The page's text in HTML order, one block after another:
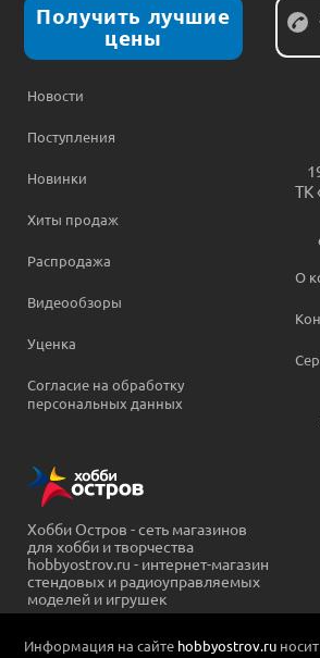
Получить лучшие
цены
Новости
Поступления
Новинки
Хиты продаж
Распродажа
Видеообзоры
Уценка
Согласие на обработку
персональных данных
ТК
О
Хобби Остров - сеть магазинов
для хобби и творчества
hobbyostrov.ru - интернет-магазин
стендовых и радиоуправляемых
моделей и игрушек
Информация на сайте hobbyostrov.ru